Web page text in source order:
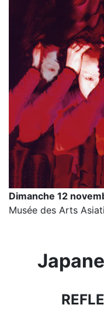
Dimanche 12
Musée des Arts